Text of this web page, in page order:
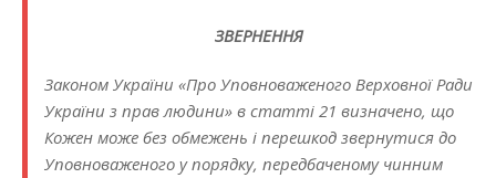
ЗВЕРНЕННЯ
Законом України «Про Уповноваженого Верховної Ради
України з прав людини» в статті 21 визначено, що
Кожен може без обмежень і перешкод звернутися до
Уповноваженого у порядку, передбаченому чинним